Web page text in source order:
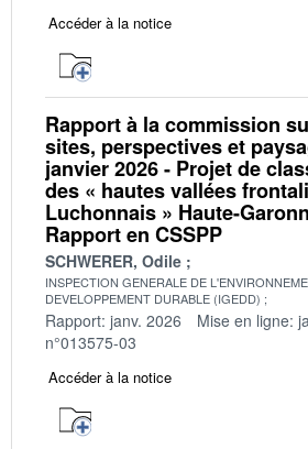
Accéder à la notice
Rapport à la commission
sites, perspectives et
janvier 2026 - Projet de
des « hautes vallées
Luchonnais » Haute-
Rapport en CSSPP
SCHWERER, Odile
INSPECTION GENERALE DE
DEVELOPPEMENT DURABLE (IGEDD)
Rapport: janv. 2026 Mise en ligne:
n°013575-03
Accéder à la notice